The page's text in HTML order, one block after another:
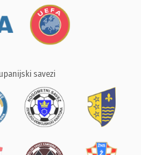
savezi